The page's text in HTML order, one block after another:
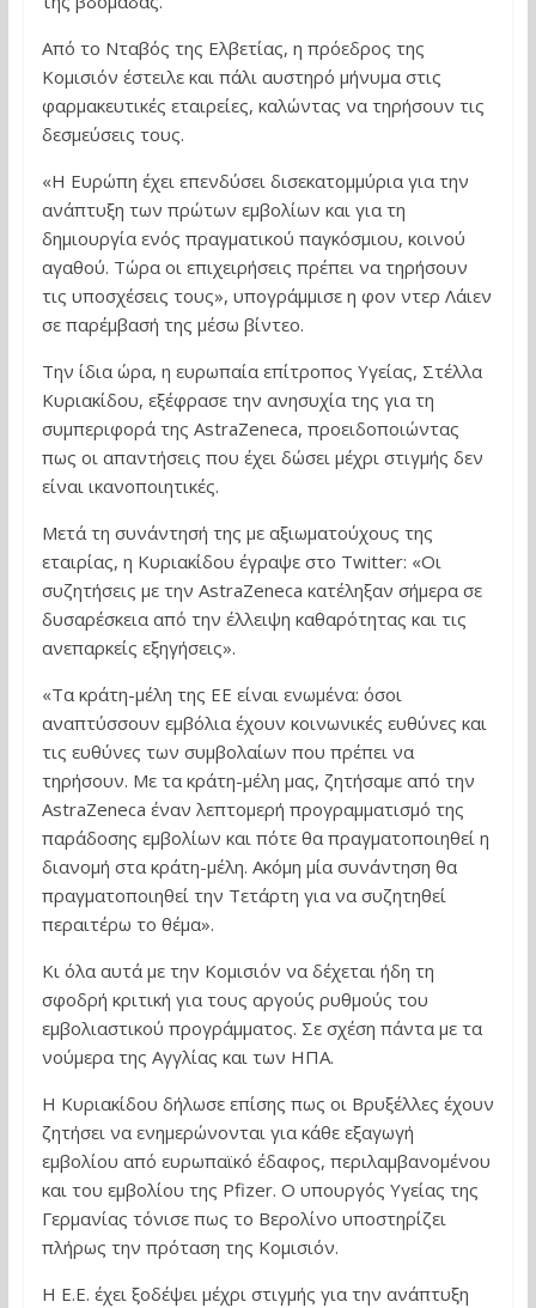
Από το Νταβός της Ελβετίας, η πρόεδρος της
Κομισιόν έστειλε και πάλι αυστηρό μήνυμα στις
φαρμακευτικές εταιρείες, καλώντας να τηρήσουν τις
δεσμεύσεις τους.
«Η Ευρώπη έχει επενδύσει δισεκατομμύρια για την
ανάπτυξη των πρώτων εμβολίων και για τη
δημιουργία ενός πραγματικού παγκόσμιου, κοινού
αγαθού. Τώρα οι επιχειρήσεις πρέπει να τηρήσουν
τις υποσχέσεις τους», υπογράμμισε η φον ντερ Λάιεν
σε παρέμβασή της μέσω βίντεο.
Την ίδια ώρα, η ευρωπαία επίτροπος Υγείας, Στέλλα
Κυριακίδου, εξέφρασε την ανησυχία της για τη
συμπεριφορά της AstraZeneca, προειδοποιώντας
πως οι απαντήσεις που έχει δώσει μέχρι στιγμής δεν
είναι ικανοποιητικές.
Μετά τη συνάντησή της με αξιωματούχους της
εταιρίας, η Κυριακίδου έγραψε στο Twitter: «Οι
συζητήσεις με την AstraZeneca κατέληξαν σήμερα σε
δυσαρέσκεια από την έλλειψη καθαρότητας και τις
ανεπαρκείς εξηγήσεις».
«Τα κράτη-μέλη της ΕΕ είναι ενωμένα: όσοι
αναπτύσσουν εμβόλια έχουν κοινωνικές ευθύνες και
τις ευθύνες των συμβολαίων που πρέπει να
τηρήσουν. Με τα κράτη-μέλη μας, ζητήσαμε από την
AstraZeneca έναν λεπτομερή προγραμματισμό της
παράδοσης εμβολίων και πότε θα πραγματοποιηθεί η
διανομή στα κράτη-μέλη. Ακόμη μία συνάντηση θα
πραγματοποιηθεί την Τετάρτη για να συζητηθεί
περαιτέρω το θέμα».
Κι όλα αυτά με την Κομισιόν να δέχεται ήδη τη
σφοδρή κριτική για τους αργούς ρυθμούς του
εμβολιαστικού προγράμματος. Σε σχέση πάντα με τα
νούμερα της Αγγλίας και των ΗΠΑ.
Η Κυριακίδου δήλωσε επίσης πως οι Βρυξέλλες έχουν
ζητήσει να ενημερώνονται για κάθε εξαγωγή
εμβολίου από ευρωπαϊκό έδαφος, περιλαμβανομένου
και του εμβολίου της Pfizer. Ο υπουργός Υγείας της
Γερμανίας τόνισε πως το Βερολίνο υποστηρίζει
πλήρως την πρόταση της Κομισιόν.
Η Ε.Ε. έχει ξοδέψει μέχρι στιγμής για την ανάπτυξη